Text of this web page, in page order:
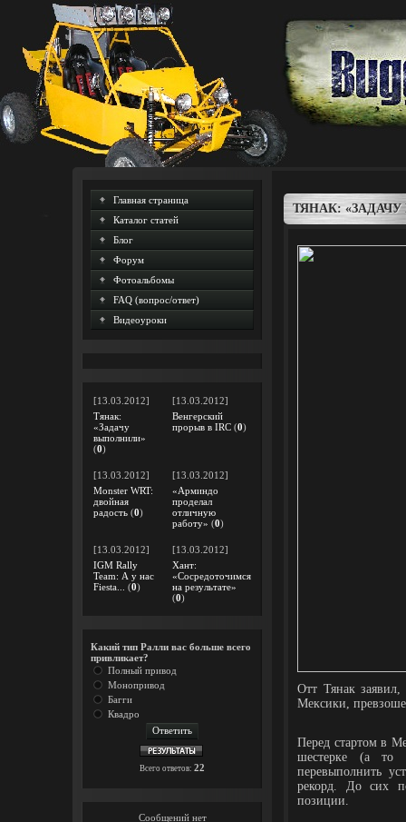
Главная страница
Каталог статей
Блог
Форум
Фотоальбомы
FAQ (вопрос/ответ)
Видеоуроки
[13.03.2012]
Тянак:
«Задачу
выполнили»
(0)
[13.03.2012]
Венгерский
прорыв в IRC (0)
[13.03.2012]
Monster WRT:
двойная
радость (0)
[13.03.2012]
«Арминдо
проделал
отличную
работу» (0)
[13.03.2012]
IGM Rally
Team: А у нас
Fiesta...
(0)
[13.03.2012]
Хант:
«Сосредоточимся
на результате»
(0)
Какий тип Ралли вас больше всего
привликает?
Полный привод
Монопривод
Багги
Квадро
Всего ответов: 22
ТЯНАК:
Отт Тянак
Мексики,
Перед стартом в
шестерке (а то
перевыполнить
рекорд. До сих
позиции.